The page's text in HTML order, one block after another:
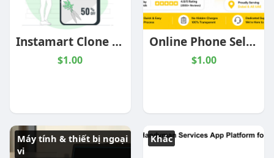
Instamart Clone App for Scalable Quick Commerce Solutions
$1.00
Online Phone Sell Made Simple – Gadzy Mobile Exchange
$1.00
Máy tính & thiết bị ngoại
vi
Khác